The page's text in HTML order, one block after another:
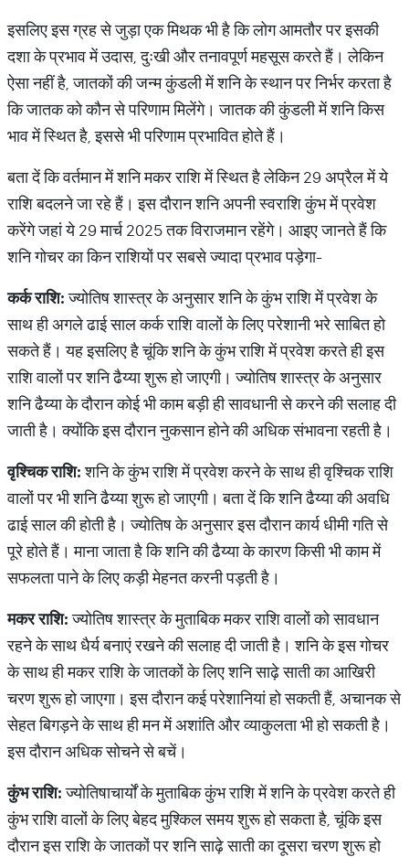
इसलिए इस ग्रह से जुड़ा एक मिथक भी है कि लोग आमतौर पर इसकी
दशा के प्रभाव में उदास, दुःखी और तनावपूर्ण महसूस करते हैं। लेकिन
ऐसा नहीं है, जातकों की जन्म कुंडली में शनि के स्थान पर निर्भर करता है
कि जातक को कौन से परिणाम मिलेंगे। जातक की कुंडली में शनि किस
भाव में स्थित है, इससे भी परिणाम प्रभावित होते हैं।
बता दें कि वर्तमान में शनि मकर राशि में स्थित है लेकिन 29 अप्रैल में ये
राशि बदलने जा रहे हैं। इस दौरान शनि अपनी स्वराशि कुंभ में प्रवेश
करेंगे जहां ये 29 मार्च 2025 तक विराजमान रहेंगे। आइए जानते हैं कि
शनि गोचर का किन राशियों पर सबसे ज्यादा प्रभाव पड़ेगा-
कर्कराशि:ज्योतिष शास्त्र के अनुसार शनि के कुंभ राशि में प्रवेश के
साथ ही अगले ढाई साल कर्क राशि वालों के लिए परेशानी भरे साबित हो
सकते हैं। यह इसलिए है चूंकि शनि के कुंभ राशि में प्रवेश करते ही इस
राशि वालों पर शनि ढैय्या शुरू हो जाएगी। ज्योतिष शास्त्र के अनुसार
शनि ढैय्या के दौरान कोई भी काम बड़ी ही सावधानी से करने की सलाह दी
जाती है। क्योंकि इस दौरान नुकसान होने की अधिक संभावना रहती है।
वृश्चिकराशि:शनि के कुंभ राशि में प्रवेश करने के साथ ही वृश्चिक राशि
वालों पर भी शनि ढैय्या शुरू हो जाएगी। बता दें कि शनि ढैय्या की अवधि
ढाई साल की होती है। ज्योतिष के अनुसार इस दौरान कार्य धीमी गति से
पूरे होते हैं। माना जाता है कि शनि की ढैय्या के कारण किसी भी काम में
सफलता पाने के लिए कड़ी मेहनत करनी पड़ती है।
मकरराशि:ज्योतिष शास्त्र के मुताबिक मकर राशि वालों को सावधान
रहने के साथ धैर्य बनाएं रखने की सलाह दी जाती है। शनि के इस गोचर
के साथ ही मकर राशि के जातकों के लिए शनि साढ़े साती का आखिरी
चरण शुरू हो जाएगा। इस दौरान कई परेशानियां हो सकती हैं, अचानक से
सेहत बिगड़ने के साथ ही मन में अशांति और व्याकुलता भी हो सकती है।
इस दौरान अधिक सोचने से बचें।
कुंभराशि:ज्योतिषाचार्यों के मुताबिक कुंभ राशि में शनि के प्रवेश करते ही
कुंभ राशि वालों के लिए बेहद मुश्किल समय शुरू हो सकता है, चूंकि इस
दौरान इस राशि के जातकों पर शनि साढ़े साती का दूसरा चरण शुरू हो